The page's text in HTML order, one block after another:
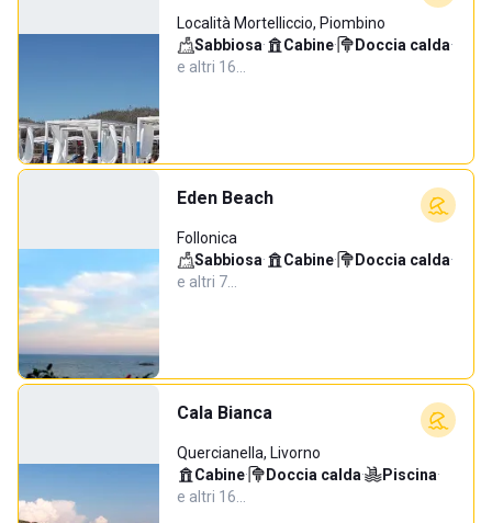
Località Mortelliccio, Piombino
Sabbiosa· Cabine· Doccia calda·
e altri 16…
Eden Beach
Follonica
Sabbiosa· Cabine· Doccia calda·
e altri 7…
Cala Bianca
Quercianella, Livorno
Cabine· Doccia calda· Piscina·
e altri 16…